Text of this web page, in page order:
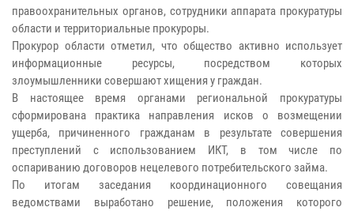
правоохранительных органов, сотрудники аппарата прокуратуры
области и территориальные прокуроры.
Прокурор области отметил, что общество активно использует
информационные ресурсы, посредством которых
злоумышленники совершают хищения у граждан.
В настоящее время органами региональной прокуратуры
сформирована практика направления исков о возмещении
ущерба, причиненного гражданам в результате совершения
преступлений с использованием ИКТ, в том числе по
оспариванию договоров нецелевого потребительского займа.
По итогам заседания координационного совещания
ведомствами выработано решение, положения которого